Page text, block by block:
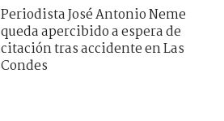
Periodista José Antonio Neme
queda apercibido a espera de
citación tras accidente en Las
Condes